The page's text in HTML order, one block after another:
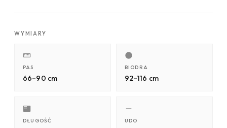
WYMIARY
PAS
66–90 cm
BIODRA
92–116 cm
DŁUGOŚĆ UDO